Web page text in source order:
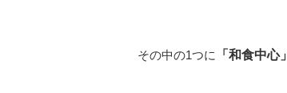
その中の1つに 「和食中心」